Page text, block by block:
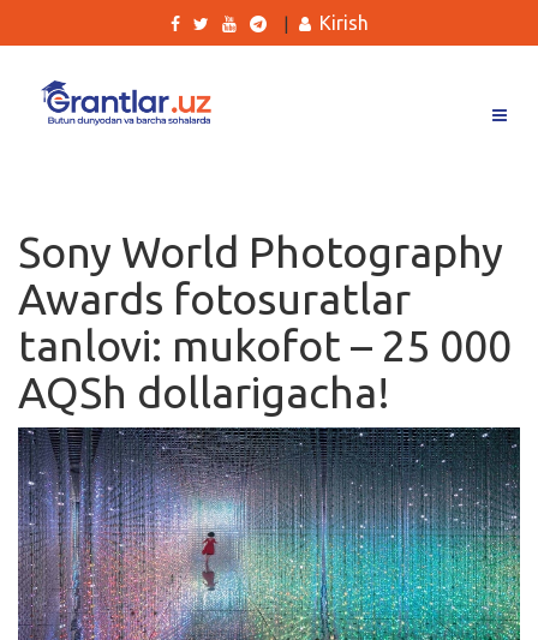
Ishlar
Kurslar
Blog
Yana
Qidirish
Kirish
Kirish
Sony World Photography
Awards fotosuratlar
tanlovi: mukofot – 25 000
AQSh dollarigacha!